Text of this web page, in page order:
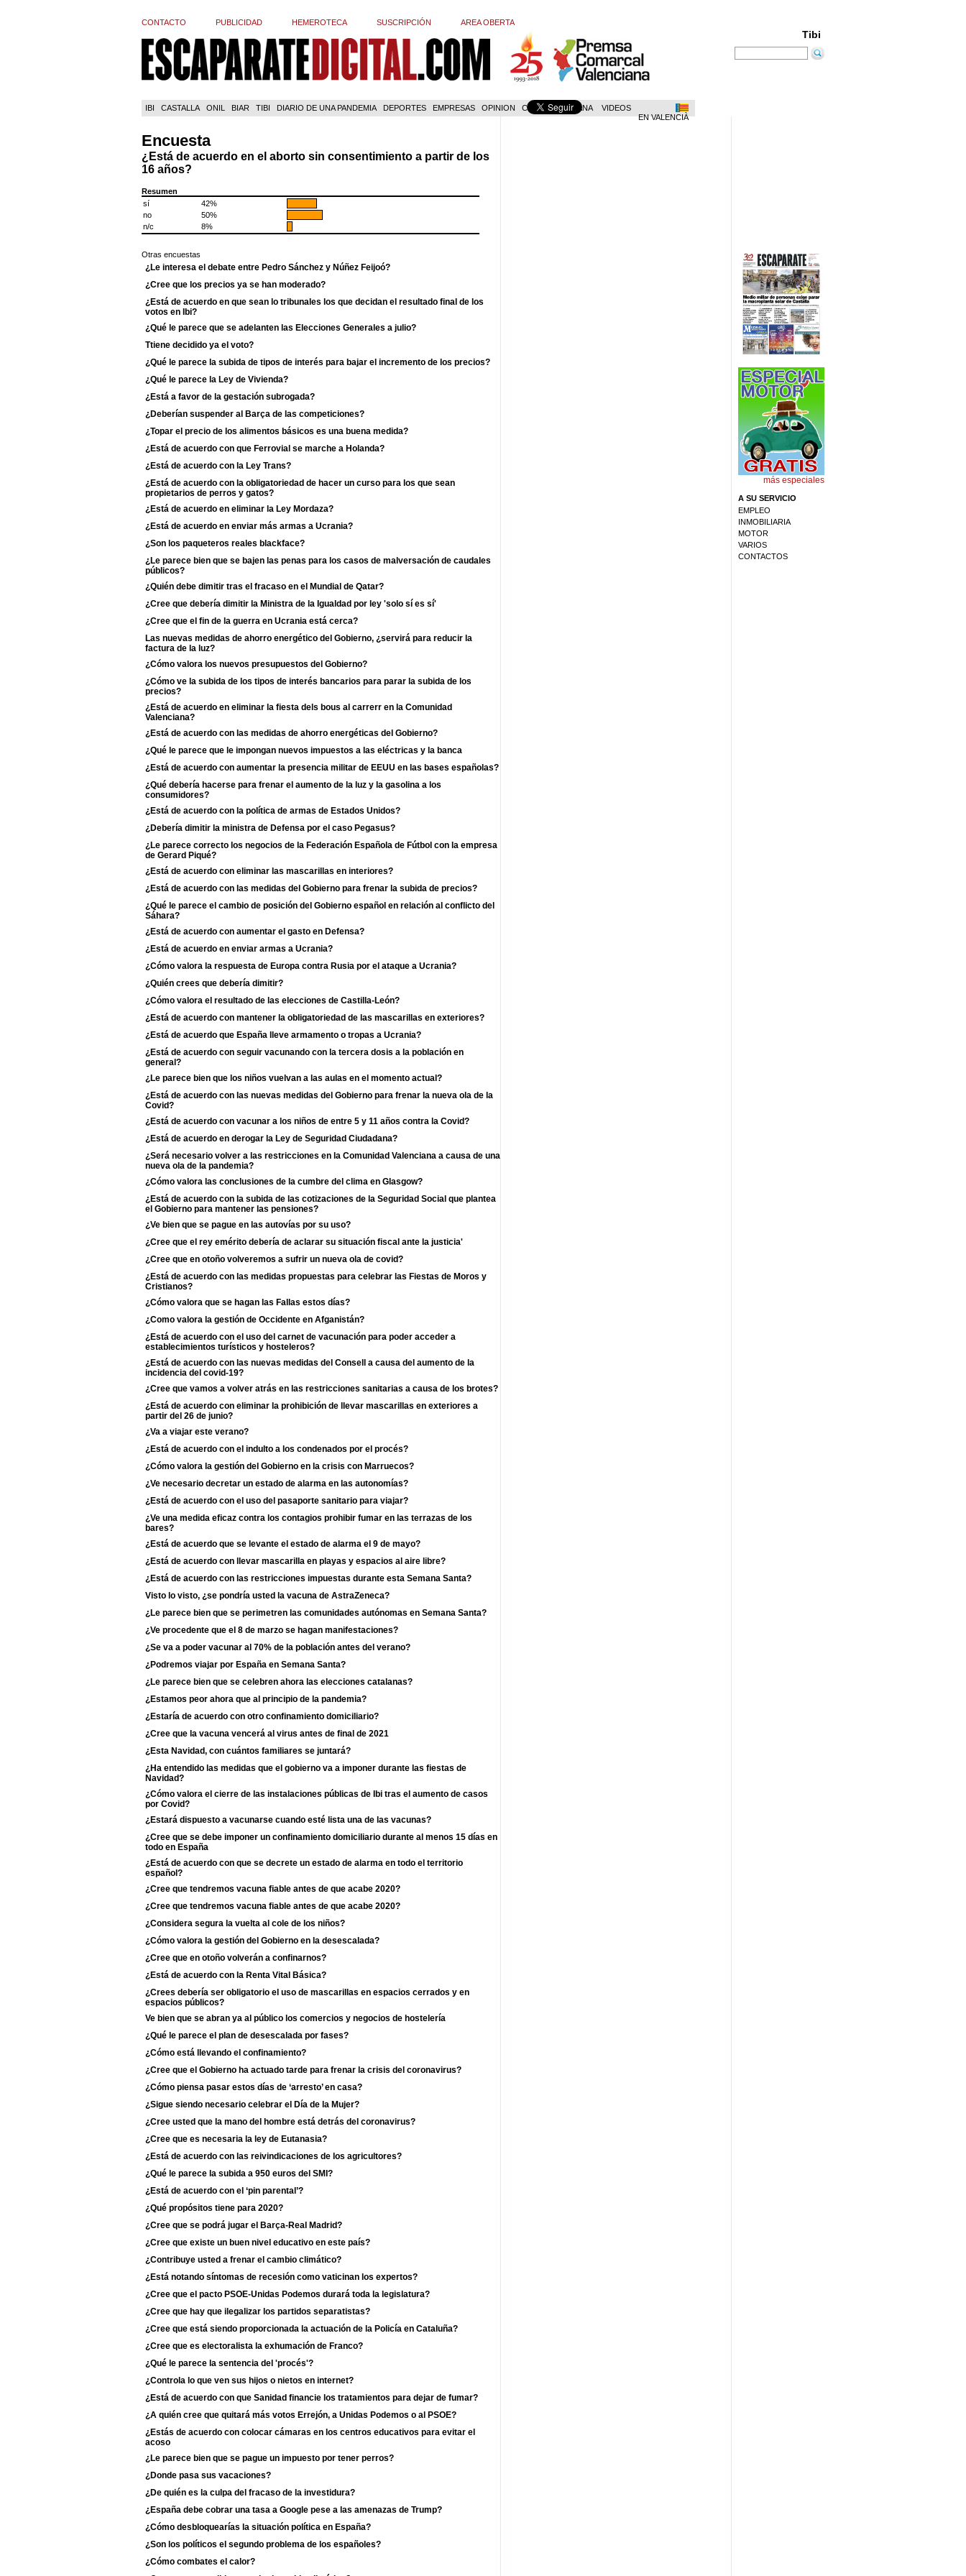
CONTACTO PUBLICIDAD HEMEROTECA SUSCRIPCIÓN AREA OBERTA
Tibi
IBI CASTALLA ONIL BIAR TIBI DIARIO DE UNA PANDEMIA DEPORTES EMPRESAS OPINION COM. VALENCIANA
VIDEOS
EN VALENCIÀ
Encuesta
¿Está de acuerdo en el aborto sin consentimiento a partir de los
16 años?
Resumen
sí
42%
no
50%
n/c
8%
Otras encuestas
¿Le interesa el debate entre Pedro Sánchez y Núñez Feijoó?
¿Cree que los precios ya se han moderado?
¿Está de acuerdo en que sean lo tribunales los que decidan el resultado final de los
votos en Ibi?
¿Qué le parece que se adelanten las Elecciones Generales a julio?
Ttiene decidido ya el voto?
¿Qué le parece la subida de tipos de interés para bajar el incremento de los precios?
¿Qué le parece la Ley de Vivienda?
¿Está a favor de la gestación subrogada?
¿Deberían suspender al Barça de las competiciones?
¿Topar el precio de los alimentos básicos es una buena medida?
¿Está de acuerdo con que Ferrovial se marche a Holanda?
¿Está de acuerdo con la Ley Trans?
¿Está de acuerdo con la obligatoriedad de hacer un curso para los que sean
propietarios de perros y gatos?
¿Está de acuerdo en eliminar la Ley Mordaza?
¿Está de acuerdo en enviar más armas a Ucrania?
¿Son los paqueteros reales blackface?
¿Le parece bien que se bajen las penas para los casos de malversación de caudales
públicos?
¿Quién debe dimitir tras el fracaso en el Mundial de Qatar?
¿Cree que debería dimitir la Ministra de la Igualdad por ley 'solo sí es sí'
¿Cree que el fin de la guerra en Ucrania está cerca?
Las nuevas medidas de ahorro energético del Gobierno, ¿servirá para reducir la
factura de la luz?
¿Cómo valora los nuevos presupuestos del Gobierno?
¿Cómo ve la subida de los tipos de interés bancarios para parar la subida de los
precios?
¿Está de acuerdo en eliminar la fiesta dels bous al carrerr en la Comunidad
Valenciana?
¿Está de acuerdo con las medidas de ahorro energéticas del Gobierno?
¿Qué le parece que le impongan nuevos impuestos a las eléctricas y la banca
¿Está de acuerdo con aumentar la presencia militar de EEUU en las bases españolas?
¿Qué debería hacerse para frenar el aumento de la luz y la gasolina a los
consumidores?
¿Está de acuerdo con la política de armas de Estados Unidos?
¿Debería dimitir la ministra de Defensa por el caso Pegasus?
¿Le parece correcto los negocios de la Federación Española de Fútbol con la empresa
de Gerard Piqué?
¿Está de acuerdo con eliminar las mascarillas en interiores?
¿Está de acuerdo con las medidas del Gobierno para frenar la subida de precios?
¿Qué le parece el cambio de posición del Gobierno español en relación al conflicto del
Sáhara?
¿Está de acuerdo con aumentar el gasto en Defensa?
¿Está de acuerdo en enviar armas a Ucrania?
¿Cómo valora la respuesta de Europa contra Rusia por el ataque a Ucrania?
¿Quién crees que debería dimitir?
¿Cómo valora el resultado de las elecciones de Castilla-León?
¿Está de acuerdo con mantener la obligatoriedad de las mascarillas en exteriores?
¿Está de acuerdo que España lleve armamento o tropas a Ucrania?
¿Está de acuerdo con seguir vacunando con la tercera dosis a la población en
general?
¿Le parece bien que los niños vuelvan a las aulas en el momento actual?
¿Está de acuerdo con las nuevas medidas del Gobierno para frenar la nueva ola de la
Covid?
¿Está de acuerdo con vacunar a los niños de entre 5 y 11 años contra la Covid?
¿Está de acuerdo en derogar la Ley de Seguridad Ciudadana?
¿Será necesario volver a las restricciones en la Comunidad Valenciana a causa de una
nueva ola de la pandemia?
¿Cómo valora las conclusiones de la cumbre del clima en Glasgow?
¿Está de acuerdo con la subida de las cotizaciones de la Seguridad Social que plantea
el Gobierno para mantener las pensiones?
¿Ve bien que se pague en las autovías por su uso?
¿Cree que el rey emérito debería de aclarar su situación fiscal ante la justicia'
¿Cree que en otoño volveremos a sufrir un nueva ola de covid?
¿Está de acuerdo con las medidas propuestas para celebrar las Fiestas de Moros y
Cristianos?
¿Cómo valora que se hagan las Fallas estos días?
¿Como valora la gestión de Occidente en Afganistán?
¿Está de acuerdo con el uso del carnet de vacunación para poder acceder a
establecimientos turísticos y hosteleros?
¿Está de acuerdo con las nuevas medidas del Consell a causa del aumento de la
incidencia del covid-19?
¿Cree que vamos a volver atrás en las restricciones sanitarias a causa de los brotes?
¿Está de acuerdo con eliminar la prohibición de llevar mascarillas en exteriores a
partir del 26 de junio?
¿Va a viajar este verano?
¿Está de acuerdo con el indulto a los condenados por el procés?
¿Cómo valora la gestión del Gobierno en la crisis con Marruecos?
¿Ve necesario decretar un estado de alarma en las autonomías?
¿Está de acuerdo con el uso del pasaporte sanitario para viajar?
¿Ve una medida eficaz contra los contagios prohibir fumar en las terrazas de los
bares?
¿Está de acuerdo que se levante el estado de alarma el 9 de mayo?
¿Está de acuerdo con llevar mascarilla en playas y espacios al aire libre?
¿Está de acuerdo con las restricciones impuestas durante esta Semana Santa?
Visto lo visto, ¿se pondría usted la vacuna de AstraZeneca?
¿Le parece bien que se perimetren las comunidades autónomas en Semana Santa?
¿Ve procedente que el 8 de marzo se hagan manifestaciones?
¿Se va a poder vacunar al 70% de la población antes del verano?
¿Podremos viajar por España en Semana Santa?
¿Le parece bien que se celebren ahora las elecciones catalanas?
¿Estamos peor ahora que al principio de la pandemia?
¿Estaría de acuerdo con otro confinamiento domiciliario?
¿Cree que la vacuna vencerá al virus antes de final de 2021
¿Esta Navidad, con cuántos familiares se juntará?
¿Ha entendido las medidas que el gobierno va a imponer durante las fiestas de
Navidad?
¿Cómo valora el cierre de las instalaciones públicas de Ibi tras el aumento de casos
por Covid?
¿Estará dispuesto a vacunarse cuando esté lista una de las vacunas?
¿Cree que se debe imponer un confinamiento domiciliario durante al menos 15 días en
todo en España
¿Está de acuerdo con que se decrete un estado de alarma en todo el territorio
español?
¿Cree que tendremos vacuna fiable antes de que acabe 2020?
¿Cree que tendremos vacuna fiable antes de que acabe 2020?
¿Considera segura la vuelta al cole de los niños?
¿Cómo valora la gestión del Gobierno en la desescalada?
¿Cree que en otoño volverán a confinarnos?
¿Está de acuerdo con la Renta Vital Básica?
¿Crees debería ser obligatorio el uso de mascarillas en espacios cerrados y en
espacios públicos?
Ve bien que se abran ya al público los comercios y negocios de hostelería
¿Qué le parece el plan de desescalada por fases?
¿Cómo está llevando el confinamiento?
¿Cree que el Gobierno ha actuado tarde para frenar la crisis del coronavirus?
¿Cómo piensa pasar estos días de ‘arresto’ en casa?
¿Sigue siendo necesario celebrar el Día de la Mujer?
¿Cree usted que la mano del hombre está detrás del coronavirus?
¿Cree que es necesaria la ley de Eutanasia?
¿Está de acuerdo con las reivindicaciones de los agricultores?
¿Qué le parece la subida a 950 euros del SMI?
¿Está de acuerdo con el ‘pin parental’?
¿Qué propósitos tiene para 2020?
¿Cree que se podrá jugar el Barça-Real Madrid?
¿Cree que existe un buen nivel educativo en este país?
¿Contribuye usted a frenar el cambio climático?
¿Está notando síntomas de recesión como vaticinan los expertos?
¿Cree que el pacto PSOE-Unidas Podemos durará toda la legislatura?
¿Cree que hay que ilegalizar los partidos separatistas?
¿Cree que está siendo proporcionada la actuación de la Policía en Cataluña?
¿Cree que es electoralista la exhumación de Franco?
¿Qué le parece la sentencia del 'procés'?
¿Controla lo que ven sus hijos o nietos en internet?
¿Está de acuerdo con que Sanidad financie los tratamientos para dejar de fumar?
¿A quién cree que quitará más votos Errejón, a Unidas Podemos o al PSOE?
¿Estás de acuerdo con colocar cámaras en los centros educativos para evitar el
acoso
¿Le parece bien que se pague un impuesto por tener perros?
¿Donde pasa sus vacaciones?
¿De quién es la culpa del fracaso de la investidura?
¿España debe cobrar una tasa a Google pese a las amenazas de Trump?
¿Cómo desbloquearías la situación política en España?
¿Son los políticos el segundo problema de los españoles?
¿Cómo combates el calor?
más especiales
A SU SERVICIO
EMPLEO
INMOBILIARIA
MOTOR
VARIOS
CONTACTOS